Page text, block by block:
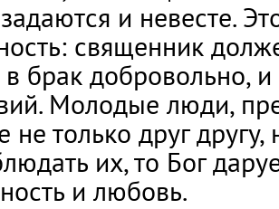
и невесте.
священник
в брак добровольно, и
Молодые люди,
только друг другу,
их, то Бог
и любовь.